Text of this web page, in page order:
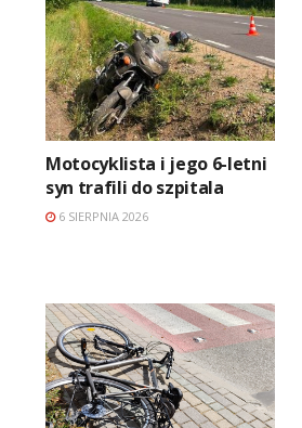
Motocyklista i jego 6-letni
syn trafili do szpitala
6 SIERPNIA 2026